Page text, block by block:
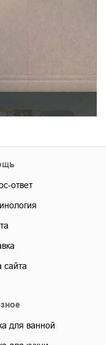
ответ
сайта
для ванной